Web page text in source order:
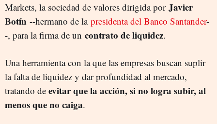
Markets, la sociedad de valores dirigida por Javier
Botín --hermano de la presidenta del Banco Santander-
-, para la firma de un contrato de liquidez.
Una herramienta con la que las empresas buscan suplir
la falta de liquidez y dar profundidad al mercado,
tratando de evitar que la acción, si no logra subir, al
menos que no caiga.